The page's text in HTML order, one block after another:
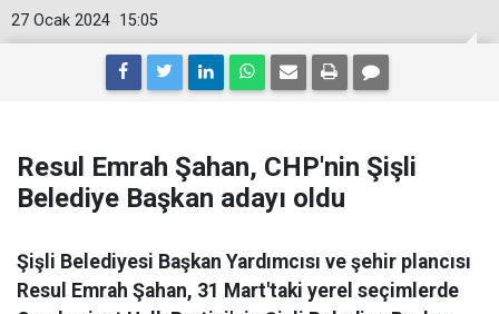
15:05
27 Ocak 2024
Resul Emrah Şahan, CHP'nin Şişli
Belediye Başkan adayı oldu
Şişli Belediyesi Başkan Yardımcısı ve şehir plancısı
Resul Emrah Şahan, 31 Mart'taki yerel seçimlerde